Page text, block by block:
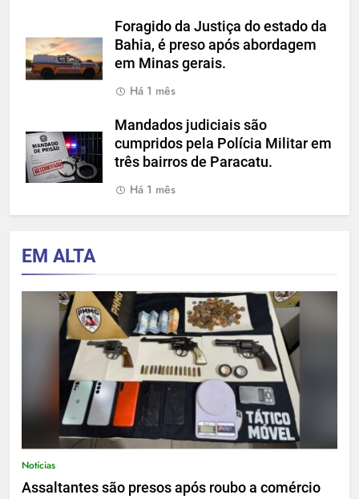
Foragido da Justiça do estado da
Bahia, é preso após abordagem
em Minas gerais.
Há 1 mês
Mandados judiciais são
cumpridos pela Polícia Militar em
três bairros de Paracatu.
Há 1 mês
EM ALTA
Notícias
Assaltantes são presos após roubo a comércio